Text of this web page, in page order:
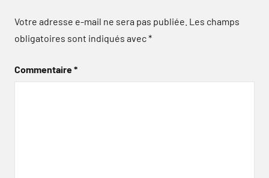
Votre adresse e-mail ne sera pas publiée. Les champs
obligatoires sont indiqués avec*
Commentaire*